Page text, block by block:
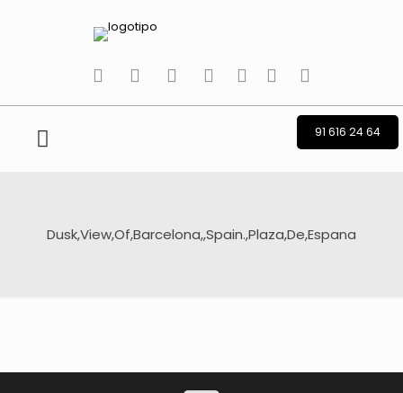
tiktokfacebook
instagram
TwitterYoutube
Telegramwhatsapp
91 616 24 64
Dusk,View,Of,Barcelona,,Spain.,Plaza,De,Espana